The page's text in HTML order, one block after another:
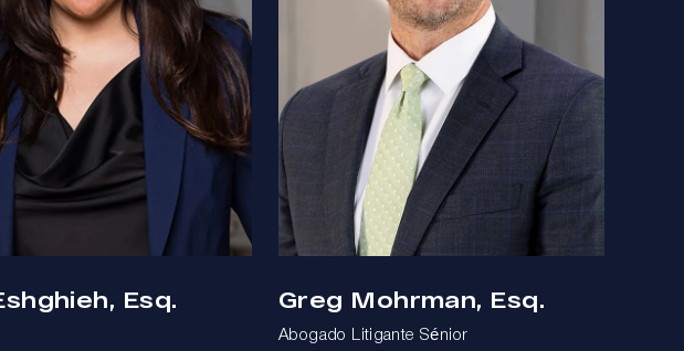
Esq. Greg Mohrman, Esq.
Abogado Litigante Sénior